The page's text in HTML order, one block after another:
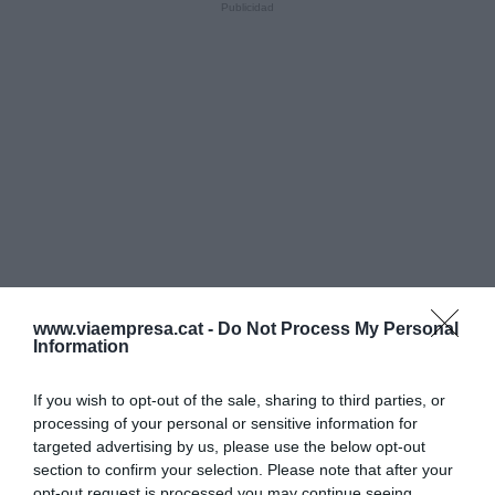
www.viaempresa.cat - Do Not Process My Personal
Information
If you wish to opt-out of the sale, sharing to third parties, or
processing of your personal or sensitive information for
targeted advertising by us, please use the below opt-out
section to confirm your selection. Please note that after your